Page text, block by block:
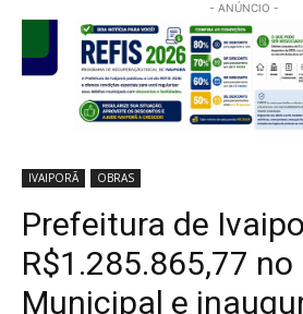
- ANÚNCIO -
IVAIPORÃ OBRAS
Prefeitura de
R$1.285.865,77
Municipal e